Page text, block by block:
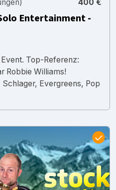
400 €
Entertainment -
Top-Referenz:
Robbie Williams!
Evergreens, Pop